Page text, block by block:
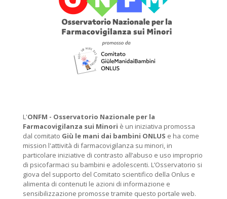
L'ONFM - Osservatorio Nazionale per la
Farmacovigilanza sui Minori è un iniziativa promossa
dal comitato Giù le mani dai bambini ONLUS e ha come
mission l'attività di farmacovigilanza su minori, in
particolare iniziative di contrasto all’abuso e uso improprio
di psicofarmaci su bambini e adolescenti. L’Osservatorio si
giova del supporto del Comitato scientifico della Onlus e
alimenta di contenuti le azioni di informazione e
sensibilizzazione promosse tramite questo portale web.